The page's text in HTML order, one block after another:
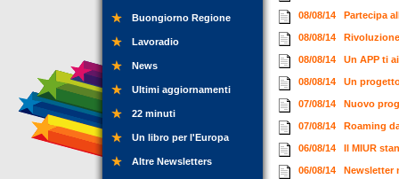
Buongiorno Regione
Lavoradio
News
Ultimi aggiornamenti
22 minuti
Un libro per l'Europa
Altre Newsletters
08/08/14 Partecipa
08/08/14
08/08/14 Un APP ti
08/08/14 Un
07/08/14 Nuovo
07/08/14 Roaming
06/08/14 Il MIUR
06/08/14 Newsletter